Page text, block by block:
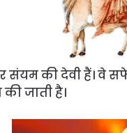
संयम की देवी हैं।
जाती है।